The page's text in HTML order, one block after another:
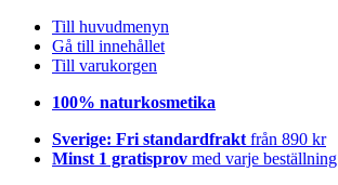
Till huvudmenyn
Gå till innehållet
Till varukorgen
100% naturkosmetika
Sverige: Fri standardfrakt från 890 kr
Minst 1 gratisprov med varje beställning